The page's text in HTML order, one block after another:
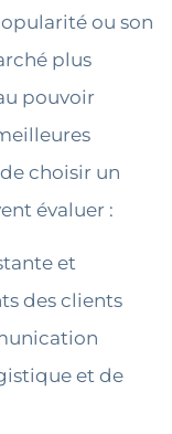
ou son
plus
pouvoir
choisir un
évaluer :
et
des clients
et de